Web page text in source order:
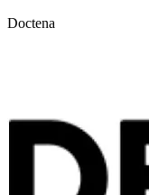
Doctena